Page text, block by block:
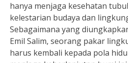
hanya menjaga kesehatan
kelestarian budaya dan
Sebagaimana yang
Emil Salim, seorang pakar
harus kembali kepada pola